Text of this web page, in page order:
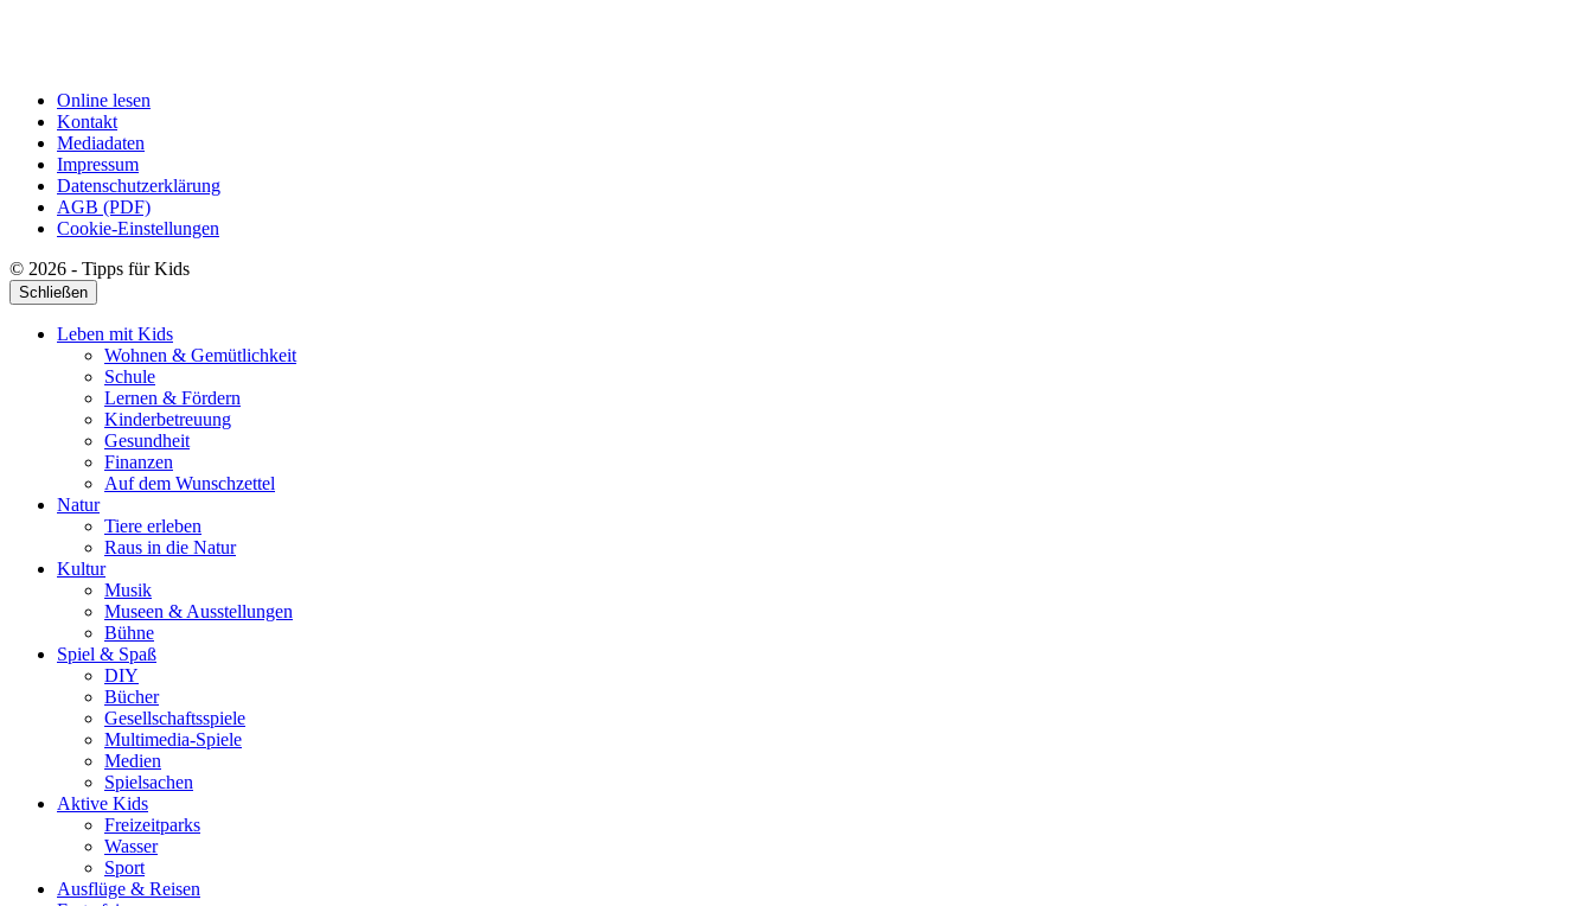
Online lesen
Kontakt
Mediadaten
Impressum
Datenschutzerklärung
AGB (PDF)
Cookie-Einstellungen
© 2026 - Tipps für Kids
Schließen
Leben mit Kids
Wohnen & Gemütlichkeit
Schule
Lernen & Fördern
Kinderbetreuung
Gesundheit
Finanzen
Auf dem Wunschzettel
Natur
Tiere erleben
Raus in die Natur
Kultur
Musik
Museen & Ausstellungen
Bühne
Spiel & Spaß
DIY
Bücher
Gesellschaftsspiele
Multimedia-Spiele
Medien
Spielsachen
Aktive Kids
Freizeitparks
Wasser
Sport
Ausflüge & Reisen